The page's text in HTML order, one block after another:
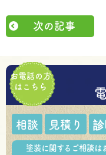
次の記事
お電話の方
はこちら
相談 見積り 診
塗装に関するご相談は